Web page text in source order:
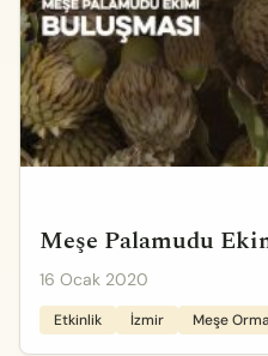
Meşe Palamudu
16 Ocak 2020
Etkinlik İzmir Meşe